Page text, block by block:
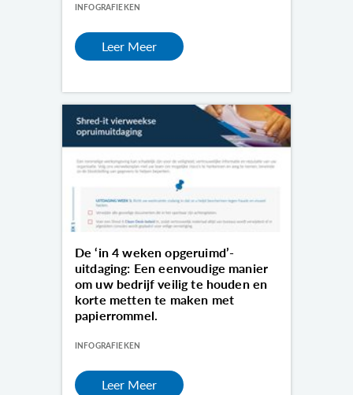
INFOGRAFIEKEN
Leer Meer
De ‘in 4 weken opgeruimd’-
uitdaging: Een eenvoudige manier
om uw bedrijf veilig te houden en
korte metten te maken met
papierrommel.
INFOGRAFIEKEN
Leer Meer